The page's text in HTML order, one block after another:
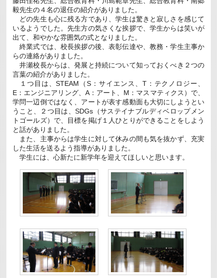
セ
ミ
ナ
ー
の
開
催
毅先生の４名の退任の紹介がありました。
どの先生も心に残る方であり、学生は驚きと寂しさを感じて
いるようでした。先生方の気さくな挨拶で、学生からは笑いが
出て、和やかな雰囲気の式となりました。
終業式では、校長挨拶の後、表彰伝達や、教務・学生主事か
らの連絡がありました。
井瀬校長からは、発展と持続について知っておくべき２つの
言葉の紹介がありました。
１つ目は、STEAM（S：サイエンス、T：テクノロジー、
E：エンジニアリング、A：アート、M：マスマティクス）で、
学問一辺倒ではなく、アートが表す感動面も大切にしようとい
うこと、２つ目は、SDGs（サステイナブルディベロップメン
トゴールズ）で、目標を掲げ１人ひとりができることをしよう
と話がありました。
また、主事からは学生に対して休みの間も気を抜かず、充実
した生活を送るよう指導がありました。
学生には、心新たに新学年を迎えてほしいと思います。